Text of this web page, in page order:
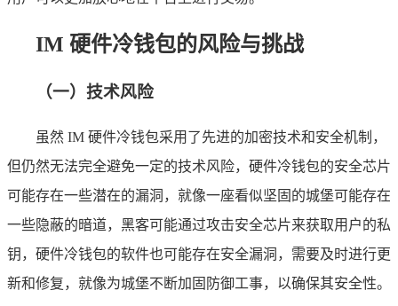
IM 硬件冷钱包的风险与挑战
（一）技术风险
虽然 IM 硬件冷钱包采用了先进的加密技术和安全机制，
但仍然无法完全避免一定的技术风险，硬件冷钱包的安全芯片
可能存在一些潜在的漏洞，就像一座看似坚固的城堡可能存在
一些隐蔽的暗道，黑客可能通过攻击安全芯片来获取用户的私
钥，硬件冷钱包的软件也可能存在安全漏洞，需要及时进行更
新和修复，就像为城堡不断加固防御工事，以确保其安全性。